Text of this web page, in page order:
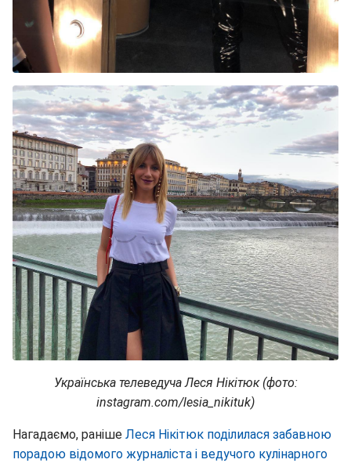
Українська телеведуча Леся Нікітюк (фото:
instagram.com/lesia_nikituk)
Нагадаємо, раніше Леся Нікітюк поділилася забавною
порадою відомого журналіста і ведучого кулінарного